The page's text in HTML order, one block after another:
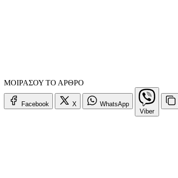
ΜΟΙΡΑΣΟΥ ΤΟ ΑΡΘΡΟ
Facebook X
WhatsApp
Viber